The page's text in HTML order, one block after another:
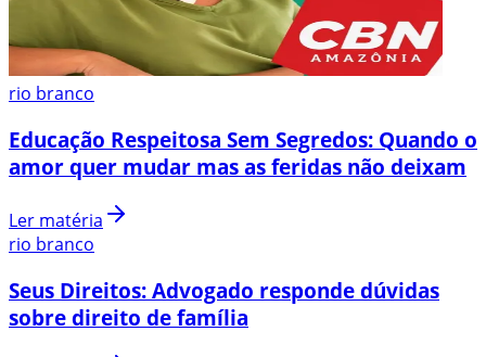
rio branco
Educação Respeitosa Sem Segredos: Quando o
amor quer mudar mas as feridas não deixam
Ler matéria
rio branco
Seus Direitos: Advogado responde dúvidas
sobre direito de família